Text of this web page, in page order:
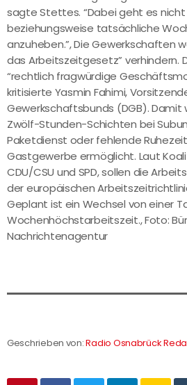
sagte Stettes. “Dabei geht es
beziehungsweise tatsächliche
anzuheben.”, Die Gewerkschaften
das Arbeitszeitgesetz” verhindern.
“rechtlich fragwürdige
kritisierte Yasmin Fahimi,
Gewerkschaftsbunds (DGB).
Zwölf-Stunden-Schichten bei
Paketdienst oder fehlende
Gastgewerbe ermöglicht. Laut
CDU/CSU und SPD, sollen die
der europäischen
Geplant ist ein Wechsel von einer
Wochenhöchstarbeitszeit., Foto:
Nachrichtenagentur
Geschrieben von:Radio Osnabrück